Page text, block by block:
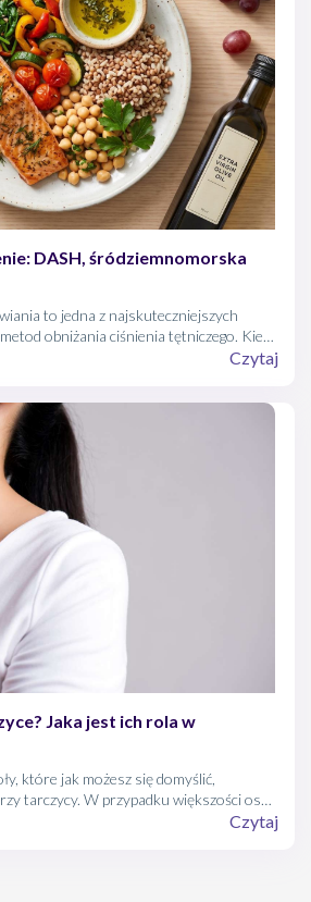
DASH, śródziemnomorska
to jedna z najskuteczniejszych
obniżania ciśnienia tętniczego. Kiedy
lub w sklepowym dziale z żywnością i
postępowania okazuje się dieta
alternatywą pozostaje dieta
Czytaj
Jaka jest ich rola w
które jak możesz się domyślić,
tarczycy. W przypadku większości osób
Czytaj